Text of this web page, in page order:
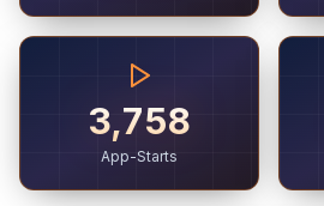
3,758
App-Starts